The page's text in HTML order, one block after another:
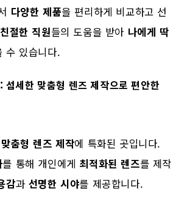
다양한 제품을 편리하게 비교하고 선
친절한 직원들의 도움을 받아 나에게 딱
수 있습니다.
세한 맞춤형 렌즈 제작으로 편안한
맞춤형 렌즈 제작에 특화된 곳입니다.
를 통해 개인에게 최적화된 렌즈를 제작
감과 선명한 시야를 제공합니다.